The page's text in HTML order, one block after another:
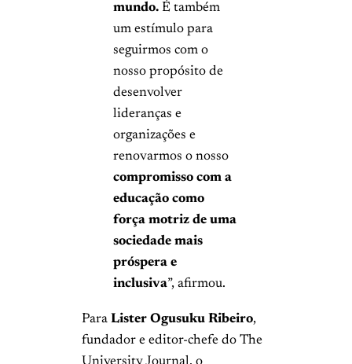
mundo. É também
um estímulo para
seguirmos com o
nosso propósito de
desenvolver
lideranças e
organizações e
renovarmos o nosso
compromisso com a
educação como
força motriz de uma
sociedade mais
próspera e
inclusiva”, afirmou.
Para Lister Ogusuku Ribeiro,
fundador e editor-chefe do The